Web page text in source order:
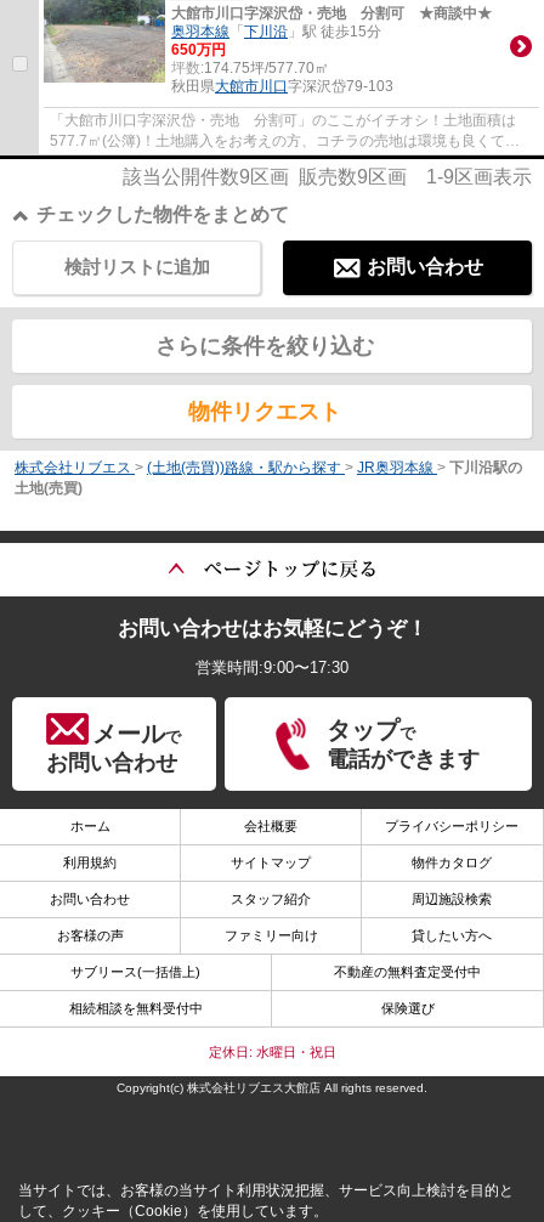
大館市川口字深沢岱・売地 分割可 ★商談中★
奥羽本線 「 下川沿 」駅 徒歩15分
650万円
坪数:174.75坪/577.70㎡
秋田県大館市川口字深沢岱79-103
「大館市川口字深沢岱・売地 分割可」のここがイチオシ！土地面積は
577.7㎡(公簿)！土地購入をお考えの方、コチラの売地は環境も良くてお
すすめです！両側に建物がなく、開放的なのが...
該当公開件数9区画 販売数9区画 1-9区画表示
チェックした物件をまとめて
お問い合わせ
検討リストに追加
さらに条件を絞り込む
物件リクエスト
株式会社リブエス > (土地(売買))路線・駅から探す > JR奥羽本線 > 下川沿駅の
土地(売買)
お問い合わせはお気軽にどうぞ！
営業時間:9:00〜17:30
メールで
お問い合わせ
タップで
電話ができます
ホーム 会社概要 プライバシーポリシー
利用規約 サイトマップ 物件カタログ
お問い合わせ スタッフ紹介 周辺施設検索
お客様の声 ファミリー向け 貸したい方へ
サブリース(一括借上) 不動産の無料査定受付中
相続相談を無料受付中 保険選び
定休日: 水曜日・祝日
Copyright(c) 株式会社リブエス大館店 All rights reserved.
当サイトでは、お客様の当サイト利用状況把握、サービス向上検討を目的と
して、クッキー（Cookie）を使用しています。